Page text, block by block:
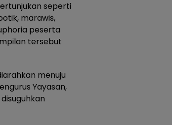
seperti
marawis,
peserta
tersebut
menuju
Yayasan,